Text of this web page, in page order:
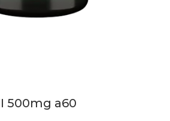
500mg a60